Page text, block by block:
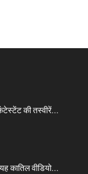
की तस्वीरें...
कातिल वीडियो...